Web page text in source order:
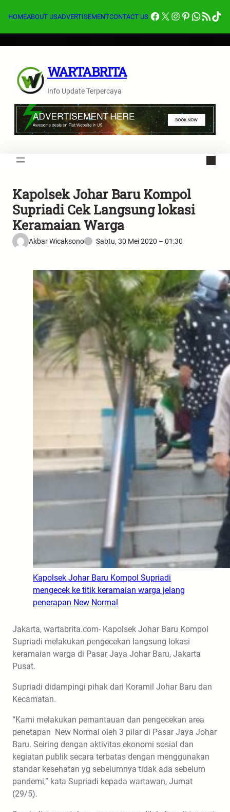
HOMEABOUT USADVERTISEMENTCONTACT US Facebook
X Instagram
Pinterest
Feed RSS
WARTABRITA
Info Update Terpercaya
Kapolsek Johar Baru Kompol
Supriadi Cek Langsung lokasi
Keramaian Warga
Akbar Wicaksono Sabtu, 30 Mei 2020 – 01:30
Kapolsek Johar Baru Kompol Supriadi
mengecek ke titik keramaian warga jelang
penerapan New Normal
Jakarta, wartabrita.com- Kapolsek Johar Baru Kompol
Supriadi melakukan pengecekan langsung lokasi
keramaian warga di Pasar Jaya Johar Baru, Jakarta
Pusat.
Supriadi didampingi pihak dari Koramil Johar Baru dan
Kecamatan.
“Kami melakukan pemantauan dan pengecekan area
penetapan New Normal oleh 3 pilar di Pasar Jaya Johar
Baru. Seiring dengan aktivitas ekonomi sosial dan
kegiatan publik secara terbatas dengan menggunakan
standar kesehatan yg sebelumnya tidak ada sebelum
pandemi,” kata Supriadi kepada wartawan, Jumat
(29/5).